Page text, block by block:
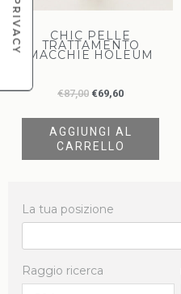
CHIC PELLE
TRATTAMENTO
MACCHIE HOLEUM
€87,00 €69,60
AGGIUNGI AL
CARRELLO
La tua posizione
Raggio ricerca